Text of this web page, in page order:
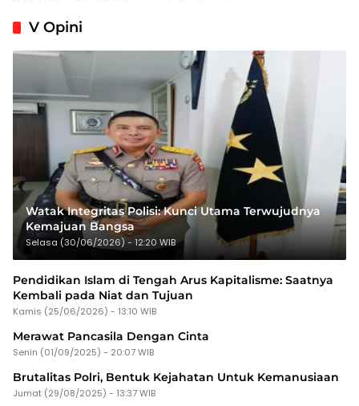
V Opini
Watak Integritas Polisi: Kunci Utama Terwujudnya
Kemajuan Bangsa
Selasa (30/06/2026) - 12:20 WIB
Pendidikan Islam di Tengah Arus Kapitalisme: Saatnya
Kembali pada Niat dan Tujuan
Kamis (25/06/2026) - 13:10 WIB
Merawat Pancasila Dengan Cinta
Senin (01/09/2025) - 20:07 WIB
Brutalitas Polri, Bentuk Kejahatan Untuk Kemanusiaan
Jumat (29/08/2025) - 13:37 WIB